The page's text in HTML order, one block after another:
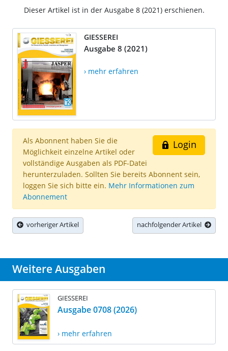
Dieser Artikel ist in der Ausgabe 8 (2021) erschienen.
GIESSEREI
Ausgabe 8 (2021)
› mehr erfahren
Login
Als Abonnent haben Sie die
Möglichkeit einzelne Artikel oder
vollständige Ausgaben als PDF-Datei
herunterzuladen. Sollten Sie bereits Abonnent sein,
loggen Sie sich bitte ein. Mehr Informationen zum
Abonnement
vorheriger Artikel nachfolgender Artikel
Weitere Ausgaben
GIESSEREI
Ausgabe 0708 (2026)
› mehr erfahren